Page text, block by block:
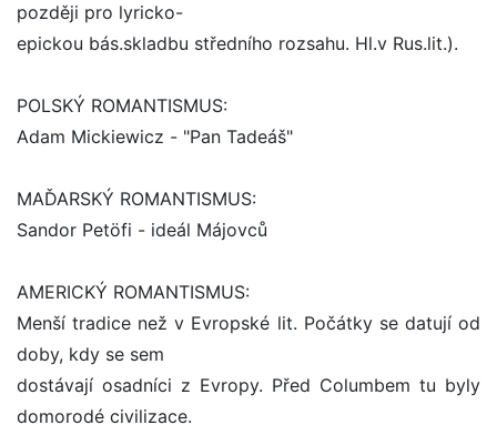
později pro lyricko-
epickou bás.skladbu středního rozsahu. Hl.v Rus.lit.).
POLSKÝ ROMANTISMUS:
Adam Mickiewicz - "Pan Tadeáš"
MAĎARSKÝ ROMANTISMUS:
Sandor Petöfi - ideál Májovců
AMERICKÝ ROMANTISMUS:
Menší tradice než v Evropské lit. Počátky se datují od
doby, kdy se sem
dostávají osadníci z Evropy. Před Columbem tu byly
domorodé civilizace.